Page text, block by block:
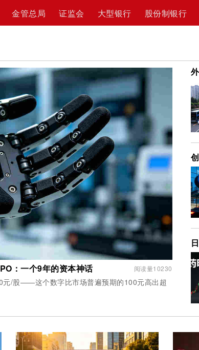
金管总局 证监会 大型银行 股份制银行
：一个9年的资本神话 阅读量10230